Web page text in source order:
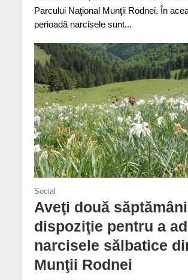
Parcului Naţional Munţii Rodnei. În
perioadă narcisele sunt...
Social
Aveţi două
dispoziţie pentru a
narcisele sălbatice
Munţii Rodnei